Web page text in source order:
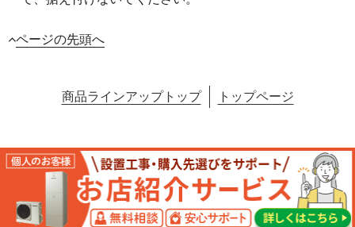
ページの先頭へ
商品ラインアップトップ トップページ